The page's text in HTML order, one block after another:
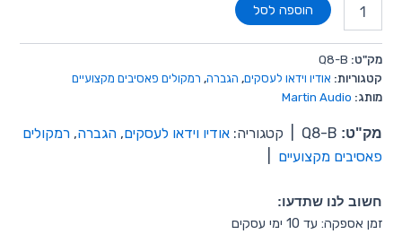
הוספה לסל
מק"ט: Q8-B
קטגוריות: אודיו וידאו לעסקים, הגברה, רמקולים פאסיבים מקצועיים
מותג: Martin Audio
מק"ט: קטגוריה:אודיו וידאו לעסקים,הגברה,רמקולים
פאסיבים מקצועיים
חשוב לנו שתדעו:
זמן אספקה: עד 10 ימי עסקים